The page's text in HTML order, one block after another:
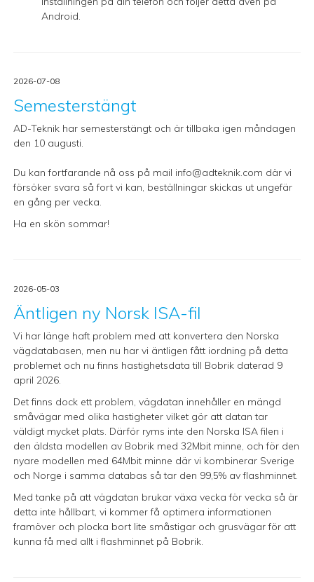
Android.
2026-07-08
Semesterstängt
AD-Teknik har semesterstängt och är tillbaka igen måndagen
den 10 augusti.
Du kan fortfarande nå oss på mail info@adteknik.com där vi
försöker svara så fort vi kan, beställningar skickas ut ungefär
en gång per vecka.
Ha en skön sommar!
2026-05-03
Äntligen ny Norsk ISA-fil
Vi har länge haft problem med att konvertera den Norska
vägdatabasen, men nu har vi äntligen fått iordning på detta
problemet och nu finns hastighetsdata till Bobrik daterad 9
april 2026.
Det finns dock ett problem, vägdatan innehåller en mängd
småvägar med olika hastigheter vilket gör att datan tar
väldigt mycket plats. Därför ryms inte den Norska ISA filen i
den äldsta modellen av Bobrik med 32Mbit minne, och för den
nyare modellen med 64Mbit minne där vi kombinerar Sverige
och Norge i samma databas så tar den 99,5% av flashminnet.
Med tanke på att vägdatan brukar växa vecka för vecka så är
detta inte hållbart, vi kommer få optimera informationen
framöver och plocka bort lite småstigar och grusvägar för att
kunna få med allt i flashminnet på Bobrik.